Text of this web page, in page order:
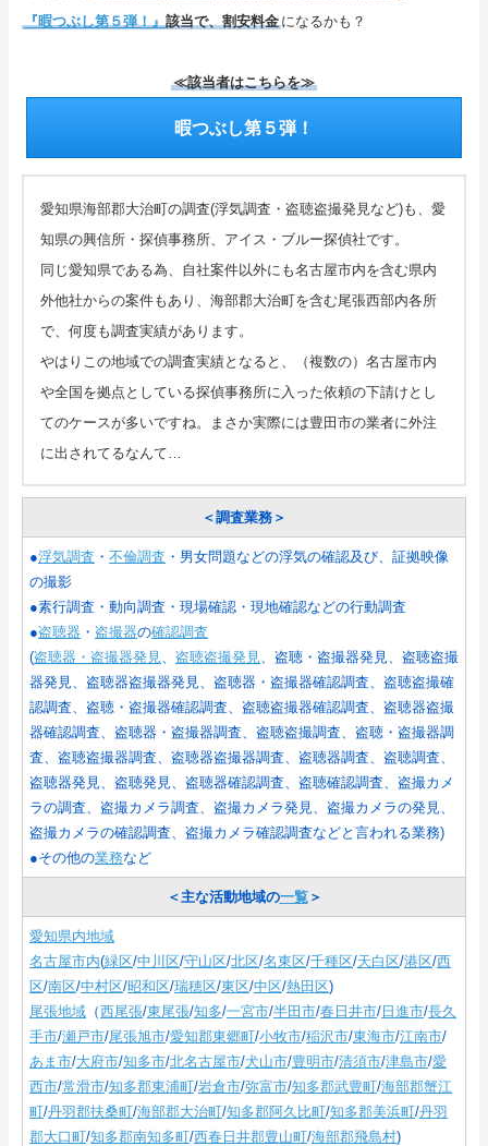
『暇つぶし第５弾！』 該当で、割安料金 になるかも？
≪該当者はこちらを≫
暇つぶし第５弾！
愛知県海部郡大治町の調査(浮気調査・盗聴盗撮発見など)も、愛
知県の興信所・探偵事務所、アイス・ブルー探偵社です。
同じ愛知県である為、自社案件以外にも名古屋市内を含む県内
外他社からの案件もあり、海部郡大治町を含む尾張西部内各所
で、何度も調査実績があります。
やはりこの地域での調査実績となると、（複数の）名古屋市内
や全国を拠点としている探偵事務所に入った依頼の下請けとし
てのケースが多いですね。まさか実際には豊田市の業者に外注
に出されてるなんて…
＜調査業務＞
●浮気調査 ・ 不倫調査 ・男女問題などの浮気の確認及び、証拠映像
の撮影
●素行調査・動向調査・現場確認・現地確認などの行動調査
●盗聴器 ・ 盗撮器の確認調査
(盗聴器・盗撮器発見 盗聴盗撮発見
、盗聴・盗撮器発見、盗聴盗撮
器発見、盗聴器盗撮器発見、盗聴器・盗撮器確認調査、盗聴盗撮確
認調査、盗聴・盗撮器確認調査、盗聴盗撮器確認調査、盗聴器盗撮
器確認調査、盗聴器・盗撮器調査、盗聴盗撮調査、盗聴・盗撮器調
査、盗聴盗撮器調査、盗聴器盗撮器調査、盗聴器調査、盗聴調査、
盗聴器発見、盗聴発見、盗聴器確認調査、盗聴確認調査、盗撮カメ
ラの調査、盗撮カメラ調査、盗撮カメラ発見、盗撮カメラの発見、
盗撮カメラの確認調査、盗撮カメラ確認調査などと言われる業務)
●その他の業務など
＜主な活動地域の一覧＞
愛知県内地域
名古屋市内(緑区/中川区/守山区/北区/名東区/千種区/天白区/港区/西
区/南区/中村区/昭和区/瑞穂区/東区/中区/熱田区)
尾張地域 （西尾張/東尾張/知多/一宮市/半田市/春日井市/ 日進市/長久
手市/瀬戸市/尾張旭市/愛知郡東郷町/小牧市/稲沢市/東海市/江南市/
あま市/大府市/知多市/北名古屋市/犬山市/豊明市/清須市/津島市/愛
西市/常滑市/知多郡東浦町/岩倉市/弥富市/知多郡武豊町/海部郡蟹江
町/丹羽郡扶桑町/海部郡大治町/知多郡阿久比町/知多郡美浜町/丹羽
郡大口町/知多郡南知多町/西春日井郡豊山町/海部郡飛島村)